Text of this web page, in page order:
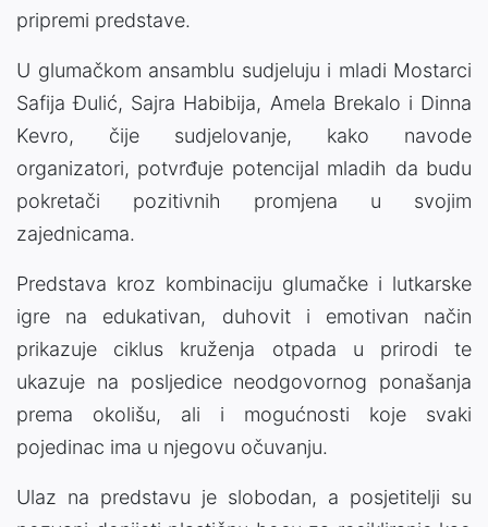
pripremi predstave.
U glumačkom ansamblu sudjeluju i mladi Mostarci
Safija Đulić, Sajra Habibija, Amela Brekalo i Dinna
Kevro, čije sudjelovanje, kako navode
organizatori, potvrđuje potencijal mladih da budu
pokretači pozitivnih promjena u svojim
zajednicama.
Predstava kroz kombinaciju glumačke i lutkarske
igre na edukativan, duhovit i emotivan način
prikazuje ciklus kruženja otpada u prirodi te
ukazuje na posljedice neodgovornog ponašanja
prema okolišu, ali i mogućnosti koje svaki
pojedinac ima u njegovu očuvanju.
Ulaz na predstavu je slobodan, a posjetitelji su